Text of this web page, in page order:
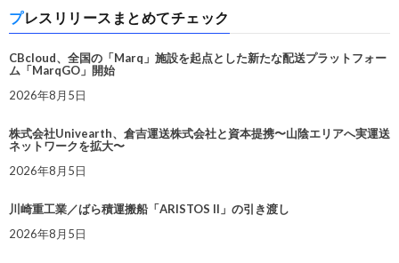
プレスリリースまとめてチェック
CBcloud、全国の「Marq」施設を起点とした新たな配送プラットフォー
ム「MarqGO」開始
2026年8月5日
株式会社Univearth、倉吉運送株式会社と資本提携〜山陰エリアへ実運送
ネットワークを拡大〜
2026年8月5日
川崎重工業／ばら積運搬船「ARISTOS II」の引き渡し
2026年8月5日